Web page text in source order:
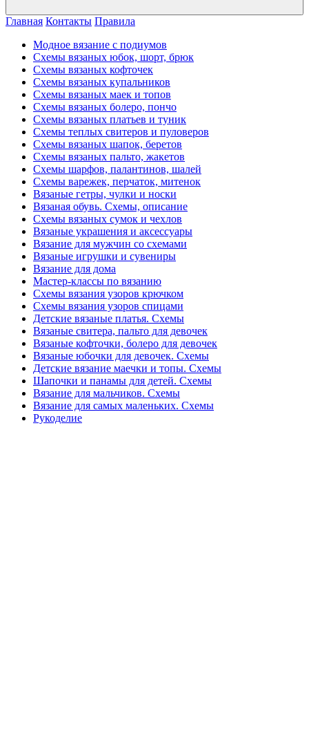
Главная Контакты Правила
Модное вязание с подиумов
Схемы вязаных юбок, шорт, брюк
Схемы вязаных кофточек
Схемы вязаных купальников
Схемы вязаных маек и топов
Схемы вязаных болеро, пончо
Схемы вязаных платьев и туник
Схемы теплых свитеров и пуловеров
Схемы вязаных шапок, беретов
Схемы вязаных пальто, жакетов
Схемы шарфов, палантинов, шалей
Схемы варежек, перчаток, митенок
Вязаные гетры, чулки и носки
Вязаная обувь. Схемы, описание
Схемы вязаных сумок и чехлов
Вязаные украшения и аксессуары
Вязание для мужчин со схемами
Вязаные игрушки и сувениры
Вязание для дома
Мастер-классы по вязанию
Схемы вязания узоров крючком
Схемы вязания узоров спицами
Детские вязаные платья. Схемы
Вязаные свитера, пальто для девочек
Вязаные кофточки, болеро для девочек
Вязаные юбочки для девочек. Схемы
Детские вязание маечки и топы. Схемы
Шапочки и панамы для детей. Схемы
Вязание для мальчиков. Схемы
Вязание для самых маленьких. Схемы
Рукоделие